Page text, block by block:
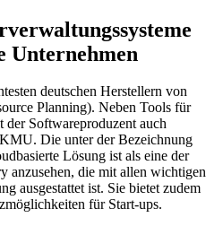
Unternehmen
deutschen Herstellern von
Planning). Neben Tools für
der Softwareproduzent auch
Die unter der Bezeichnung
Lösung ist als eine der
anzusehen, die mit allen wichtigen
ausgestattet ist. Sie bietet zudem
für Start-ups.